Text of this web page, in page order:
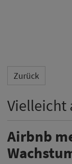
Zurück
Vielleicht
Airbnb